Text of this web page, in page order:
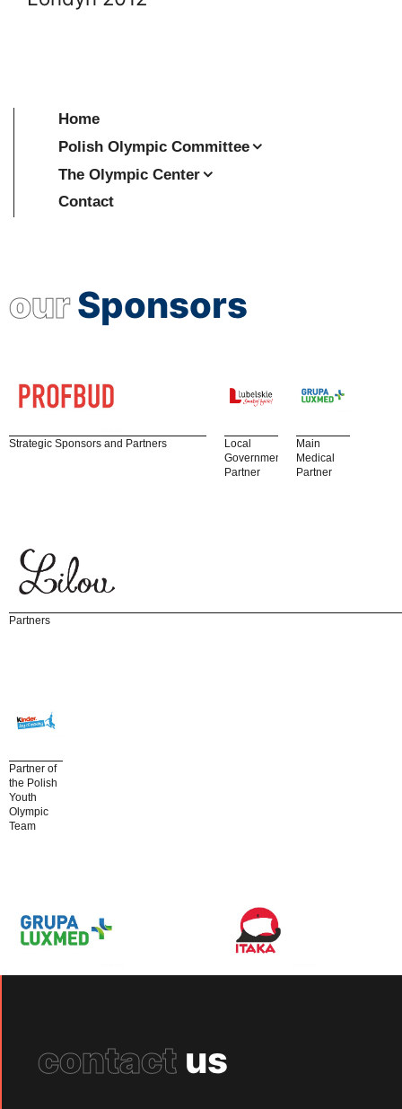
Home
Polish Olympic Committee
The Olympic Center
Contact
ourSponsors
Strategic Sponsors and Partners
Local
Government
Partner
Main
Medical
Partner
Partners
Partner of
the Polish
Youth
Olympic
Team
contact us